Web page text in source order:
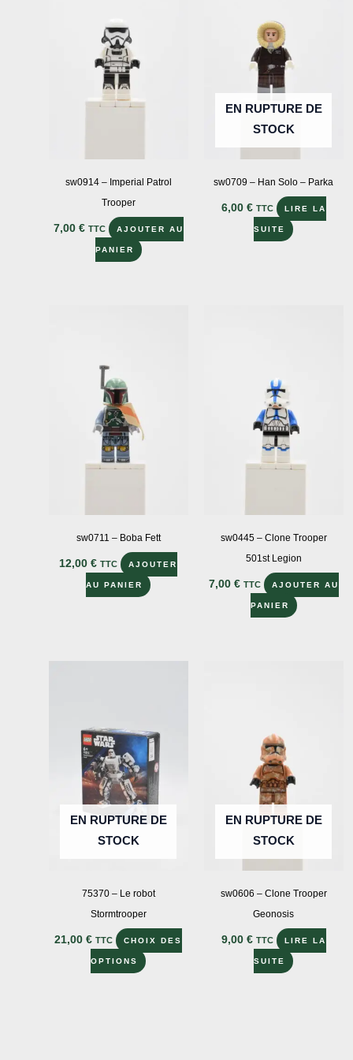
sw0914 – Imperial Patrol
Trooper
7,00 € TTC AJOUTER AU
PANIER
EN RUPTURE DE
STOCK
sw0709 – Han Solo – Parka
6,00 € TTC LIRE LA
SUITE
sw0711 – Boba Fett
12,00€ TTC AJOUTER
AU PANIER
sw0445 – Clone Trooper
501st Legion
7,00 € TTC AJOUTER AU
PANIER
EN RUPTURE DE
STOCK
75370 – Le robot
Stormtrooper
21,00€ TTC CHOIX DES
OPTIONS
Ce
EN RUPTURE DE
STOCK
sw0606 – Clone Trooper
Geonosis
9,00 € TTC LIRE LA
SUITE